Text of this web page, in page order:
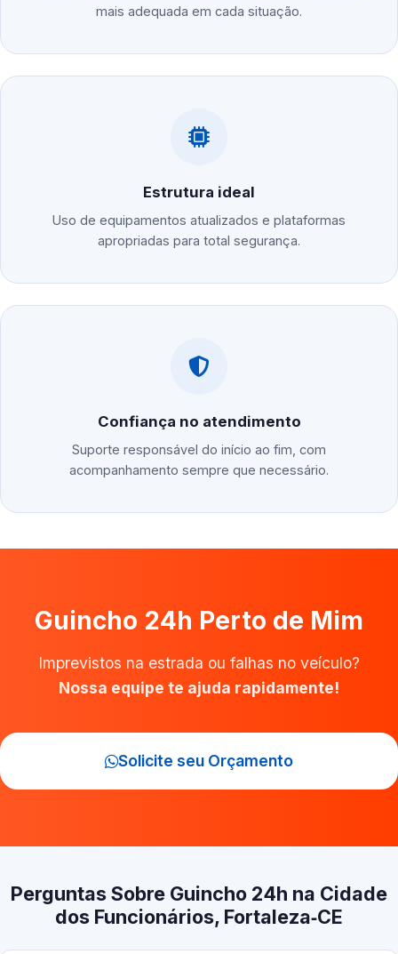
mais adequada em cada situação.
Estrutura ideal
Uso de equipamentos atualizados e plataformas
apropriadas para total segurança.
Confiança no atendimento
Suporte responsável do início ao fim, com
acompanhamento sempre que necessário.
Guincho 24h Perto de Mim
Imprevistos na estrada ou falhas no veículo?
Nossa equipe te ajuda rapidamente!
Solicite seu Orçamento
Perguntas Sobre Guincho 24h na Cidade
dos Funcionários, Fortaleza‑CE